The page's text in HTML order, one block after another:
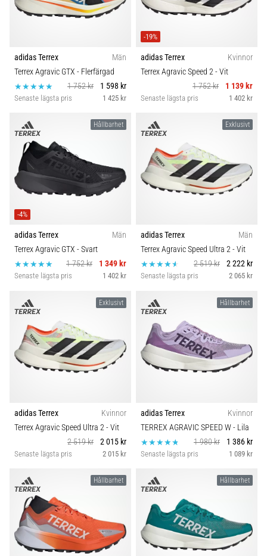
adidas Terrex
Män
Terrex Agravic GTX - Flerfärgad
1 752 kr
1 598 kr
Senaste lägsta pris 1 425 kr
-19%
adidas Terrex
Kvinnor
Terrex Agravic Speed 2- Vit
1 752 kr
1 139 kr
Senaste lägsta pris 1 402 kr
Hållbarhet
-4%
adidas Terrex
Män
Terrex Agravic GTX - Svart
1 752 kr
1 349 kr
Senaste lägsta pris 1 402 kr
Exklusivt
adidas Terrex
Män
Terrex Agravic Speed Ultra 2- Vit
2 519 kr
2 222 kr
Senaste lägsta pris 2 065 kr
Exklusivt
adidas Terrex
Kvinnor
Terrex Agravic Speed Ultra 2- Vit
2 519 kr
2 015 kr
Senaste lägsta pris 2 015 kr
Hållbarhet
adidas Terrex
Kvinnor
TERREX AGRAVIC SPEED W- Lila
1 980 kr
1 386 kr
Senaste lägsta pris 1 089 kr
Hållbarhet Hållbarhet